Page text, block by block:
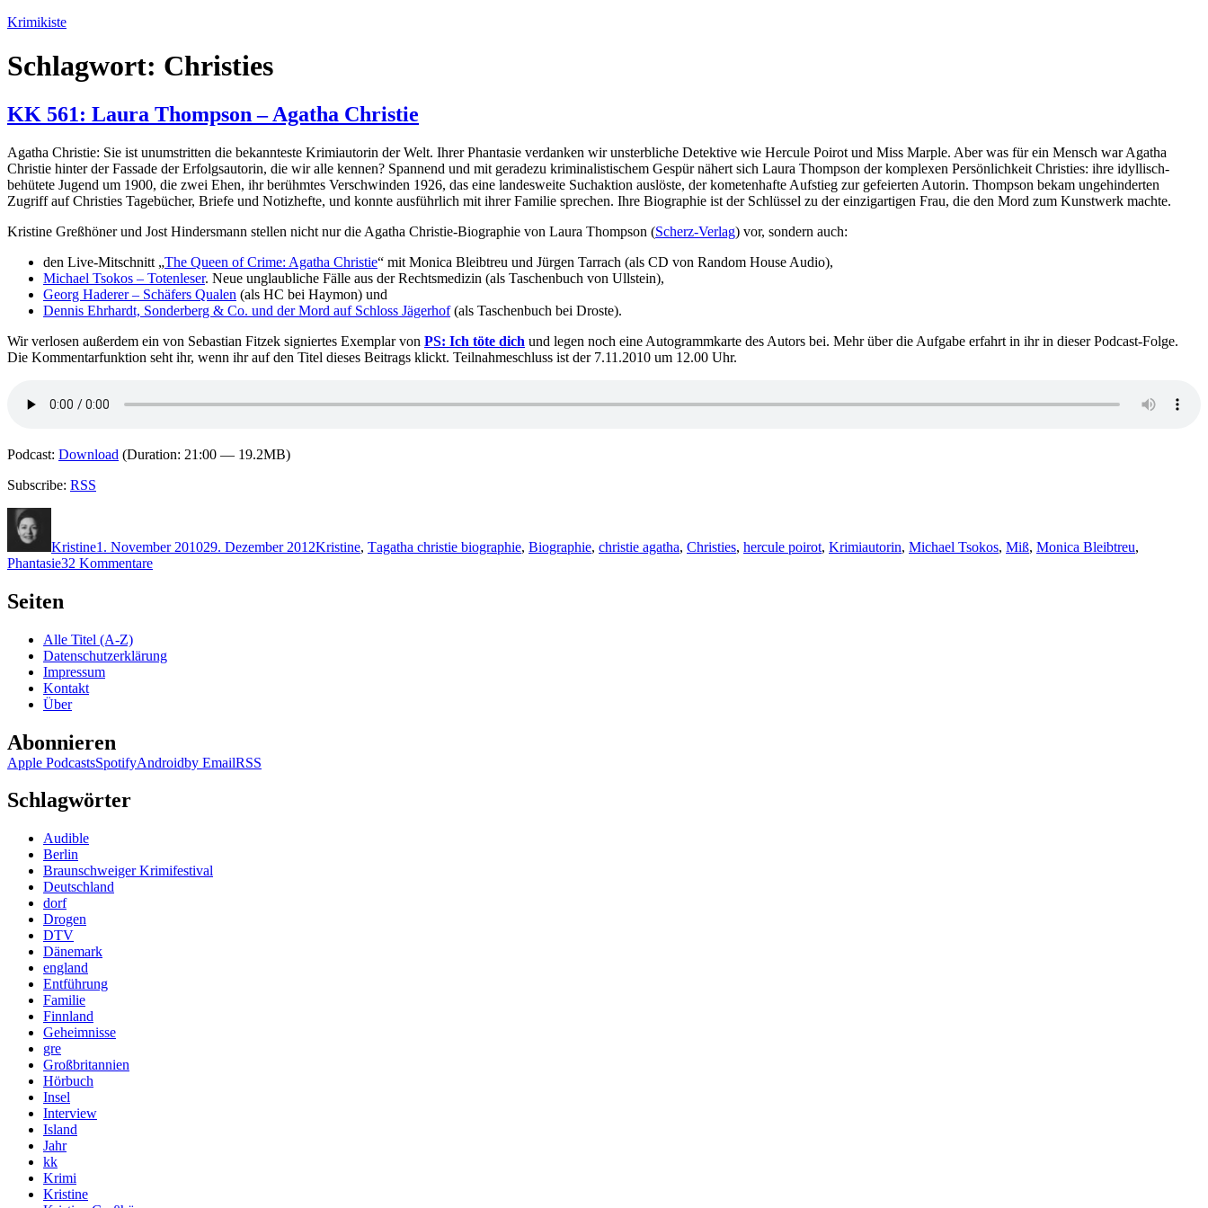
Zum
springen
Krimikiste
Schlagwort: Christies
KK 561: Laura Thompson – Agatha Christie
Agatha Christie: Sie ist unumstritten die bekannteste Krimiautorin der Welt. Ihrer Phantasie verdanken wir unsterbliche Detektive wie Hercule Poirot und Miss Marple. Aber was für ein Mensch war Agatha
Christie hinter der Fassade der Erfolgsautorin, die wir alle kennen? Spannend und mit geradezu kriminalistischem Gespür nähert sich Laura Thompson der komplexen Persönlichkeit Christies: ihre idyllisch-
behütete Jugend um 1900, die zwei Ehen, ihr berühmtes Verschwinden 1926, das eine landesweite Suchaktion auslöste, der kometenhafte Aufstieg zur gefeierten Autorin. Thompson bekam ungehinderten
Zugriff auf Christies Tagebücher, Briefe und Notizhefte, und konnte ausführlich mit ihrer Familie sprechen. Ihre Biographie ist der Schlüssel zu der einzigartigen Frau, die den Mord zum Kunstwerk machte.
Kristine Greßhöner und Jost Hindersmann stellen nicht nur die Agatha Christie-Biographie von Laura Thompson (Scherz-Verlag) vor, sondern auch:
den Live-Mitschnitt „The Queen of Crime: Agatha Christie“ mit Monica Bleibtreu und Jürgen Tarrach (als CD von Random House Audio),
Michael Tsokos – Totenleser. Neue unglaubliche Fälle aus der Rechtsmedizin (als Taschenbuch von Ullstein),
Georg Haderer – Schäfers Qualen (als HC bei Haymon) und
Dennis Ehrhardt, Sonderberg & Co. und der Mord auf Schloss Jägerhof(als Taschenbuch bei Droste).
Wir verlosen außerdem ein von Sebastian Fitzek signiertes Exemplar von PS: Ich töte dich und legen noch eine Autogrammkarte des Autors bei. Mehr über die Aufgabe erfahrt in ihr in dieser Podcast-Folge.
Die Kommentarfunktion seht ihr, wenn ihr auf den Titel dieses Beitrags klickt. Teilnahmeschluss ist der 7.11.2010 um 12.00 Uhr.
Podcast: Download (Duration: 21:00 — 19.2MB)
Subscribe: RSS
Kristine1. November 201029. Dezember 2012Kristine, Tagatha christie biographie, Biographie, christie agatha, Christies, hercule poirot, Krimiautorin, Michael Tsokos, Miß, Monica Bleibtreu,
Phantasie32 Kommentarezu
Agatha
Seiten
Alle Titel (A-Z)
Datenschutzerklärung
Impressum
Kontakt
Über
Abonnieren
Apple PodcastsSpotifyAndroidby EmailRSS
Schlagwörter
Audible
Berlin
Braunschweiger Krimifestival
Deutschland
dorf
Drogen
DTV
Dänemark
england
Entführung
Familie
Finnland
Geheimnisse
gre
Großbritannien
Hörbuch
Insel
Interview
Island
Jahr
kk
Krimi
Kristine